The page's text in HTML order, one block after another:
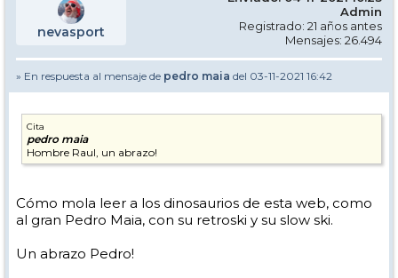
nevasport
Admin
Registrado: 21 años antes
Mensajes: 26.494
» En respuesta al mensaje de pedro maia del 03-11-2021 16:42
Cita
pedro maia
Hombre Raul, un abrazo!
Cómo mola leer a los dinosaurios de esta web, como
al gran Pedro Maia, con su retroski y su slow ski.
Un abrazo Pedro!